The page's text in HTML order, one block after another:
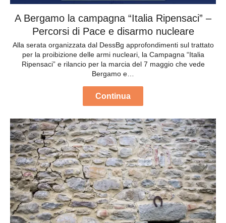
A Bergamo la campagna “Italia Ripensaci” –
Percorsi di Pace e disarmo nucleare
Alla serata organizzata dal DessBg approfondimenti sul trattato
per la proibizione delle armi nucleari, la Campagna “Italia
Ripensaci” e rilancio per la marcia del 7 maggio che vede
Bergamo e…
Continua